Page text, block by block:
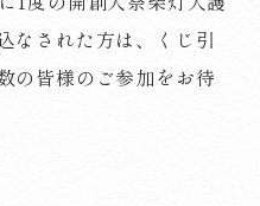
なされた方は、くじ引
の皆様のご参加をお待